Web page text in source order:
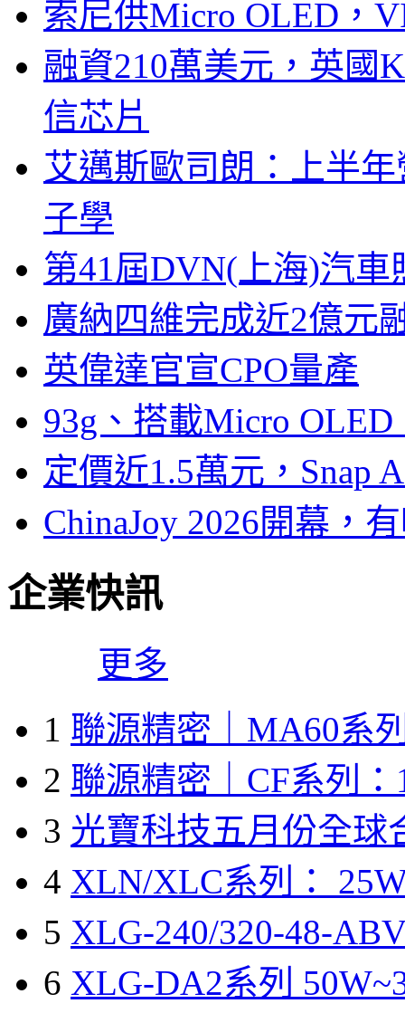
索尼供Micro OLED，
融資210萬美元，英國
信芯片
艾邁斯歐司朗：上半
子學
第41屆DVN(上海)汽
廣納四維完成近2億元
英偉達官宣CPO量產
93g、搭載Micro
定價近1.5萬元，Snap
ChinaJoy 2026開幕，
企業快訊
更多
1 聯源精密｜MA60系
2 聯源精密｜CF系列：
3 光寶科技五月份全球
4 XLN/XLC系列：
5 XLG-240/320-48-
6 XLG-DA2系列